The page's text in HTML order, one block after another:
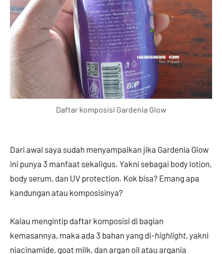
Daftar komposisi Gardenia Glow
Dari awal saya sudah menyampaikan jika Gardenia Glow
ini punya 3 manfaat sekaligus. Yakni sebagai body lotion,
body serum, dan UV protection. Kok bisa? Emang apa
kandungan atau komposisinya?
Kalau mengintip daftar komposisi di bagian
kemasannya, maka ada 3 bahan yang di-highlight, yakni
niacinamide, goat milk, dan argan oil atau argania